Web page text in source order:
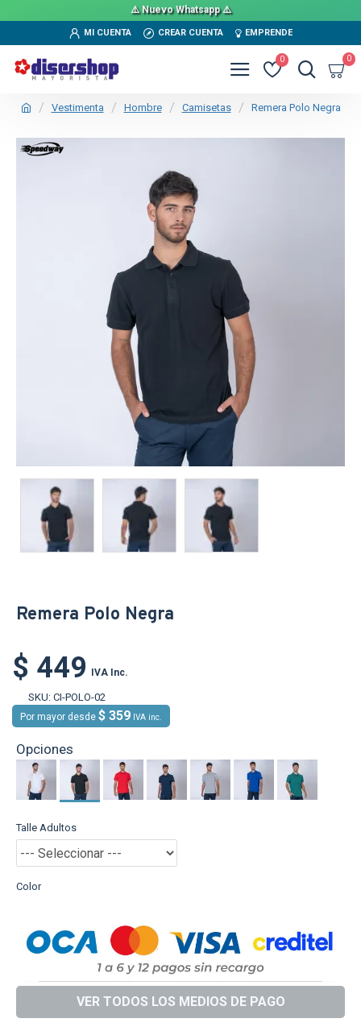
⚠️ Nuevo Whatsapp ⚠️
MI CUENTA CREAR CUENTA EMPRENDE
0 0
Vestimenta Hombre Camisetas Remera Polo Negra
TEXTTRANSPARENTE
Remera Polo Negra
$ 449 IVA Inc.
SKU: CI-POLO-02
Por mayor desde $ 359 IVA inc.
Opciones
Talle Adultos
Color
VER TODOS LOS MEDIOS DE PAGO